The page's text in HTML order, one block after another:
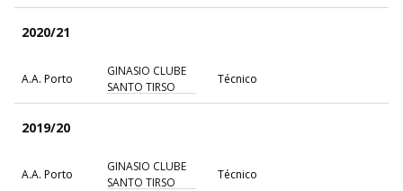
2020/21
A.A. Porto
GINASIO CLUBE
SANTO TIRSO
Técnico
2019/20
A.A. Porto
GINASIO CLUBE
SANTO TIRSO
Técnico